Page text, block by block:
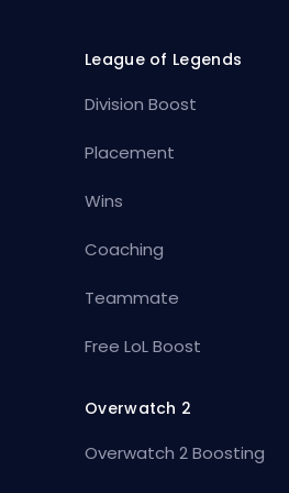
League of Legends
Division Boost
Placement
Wins
Coaching
Teammate
Free LoL Boost
Overwatch 2
Overwatch 2 Boosting